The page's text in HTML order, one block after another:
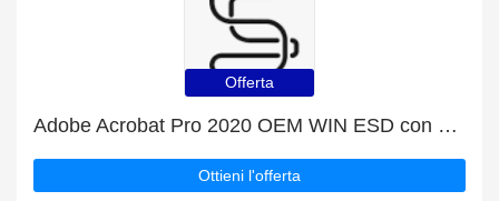
Offerta
Adobe Acrobat Pro 2020 OEM WIN ESD con sconti del 4%
Ottieni l'offerta